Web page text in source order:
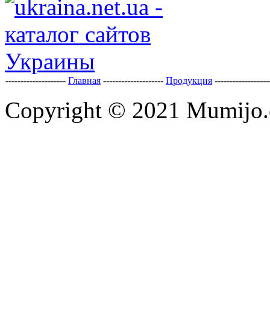
-------------------- Главная -------------------- Продукция
Copyright © 2021